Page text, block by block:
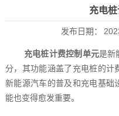
充电
发布日期：
充电桩计费控制单元是新
分，其功能涵盖了充电桩的计
新能源汽车的普及和充电基础
能也变得愈发重要。